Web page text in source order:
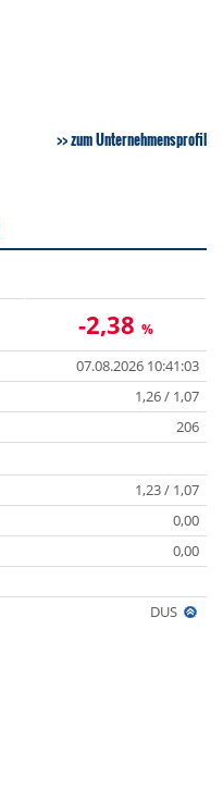
zum Unternehmensprofil
-2,38 %
07.08.2026 10:41:03
1,26 / 1,07
206
1,23 / 1,07
0,00
0,00
DUS